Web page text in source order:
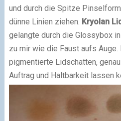
und durch die Spitze
dünne Linien ziehen. Kryolan
gelangte durch die Glossybox
zu mir wie die Faust aufs Auge.
pigmentierte Lidschatten,
Auftrag und Haltbarkeit lassen